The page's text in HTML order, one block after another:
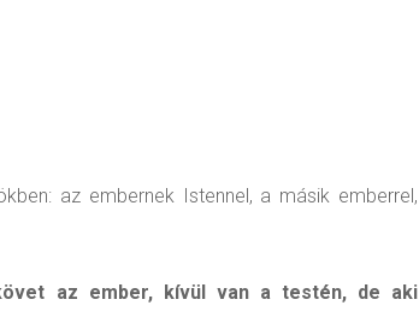
az embernek Istennel, a másik emberrel,
az ember, kívül van a testén, de aki